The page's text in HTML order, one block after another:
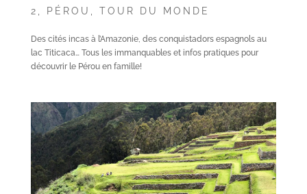
2 PÉROU TOUR DU MONDE
Des cités incas à l’Amazonie, des conquistadors espagnols au
lac Titicaca… Tous les immanquables et infos pratiques pour
découvrir le Pérou en famille!